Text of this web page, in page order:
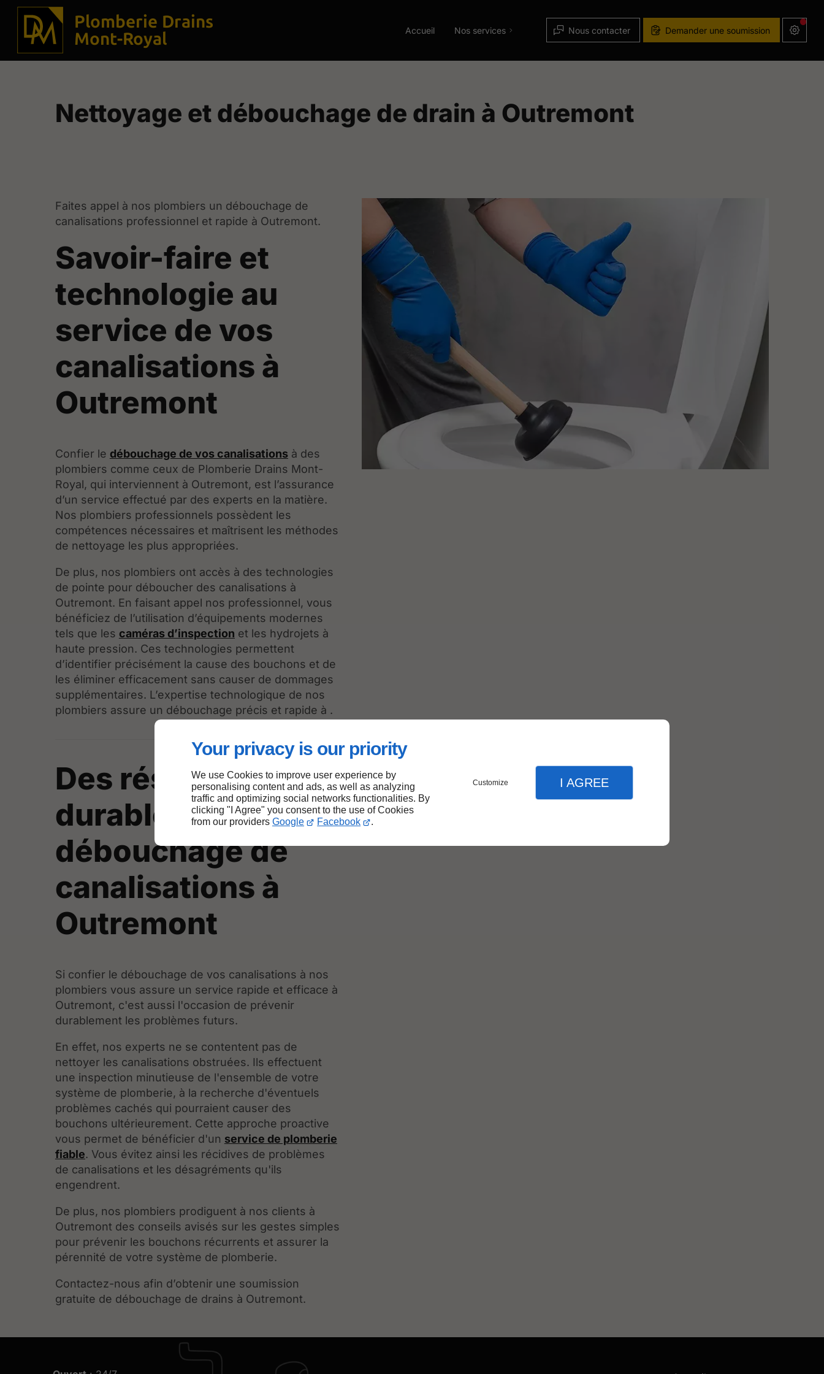
Your privacy is our priority
We use Cookies to improve user experience by
personalising content and ads, as well as analyzing
traffic and optimizing social networks functionalities. By
clicking "I Agree" you consent to the use of Cookies
from our providers Google Facebook .
Customize I AGREE
Plomberie Drains
Mont-Royal
Accueil Nos services Nous contacter Demander une soumission
Nettoyage et débouchage de drain à Outremont
Faites appel à nos plombiers un débouchage de
canalisations professionnel et rapide à Outremont.
Savoir-faire et
technologie au
service de vos
canalisations à
Outremont
Confier le débouchage de vos canalisationsà des
plombiers comme ceux de Plomberie Drains Mont-
Royal, qui interviennent à Outremont, est l’assurance
d’un service effectué par des experts en la matière.
Nos plombiers professionnels possèdent les
compétences nécessaires et maîtrisent les méthodes
de nettoyage les plus appropriées.
De plus, nos plombiers ont accès à des technologies
de pointe pour déboucher des canalisations à
Outremont. En faisant appel nos professionnel, vous
bénéficiez de l’utilisation d’équipements modernes
tels que les caméras d’inspection et les hydrojets à
haute pression. Ces technologies permettent
d’identifier précisément la cause des bouchons et de
les éliminer efficacement sans causer de dommages
supplémentaires. L’expertise technologique de nos
plombiers assure un débouchage précis et rapide à .
Des résultats
durables en
débouchage de
canalisations à
Outremont
Si confier le débouchage de vos canalisations à nos
plombiers vous assure un service rapide et efficace à
Outremont, c'est aussi l'occasion de prévenir
durablement les problèmes futurs.
En effet, nos experts ne se contentent pas de
nettoyer les canalisations obstruées. Ils effectuent
une inspection minutieuse de l'ensemble de votre
système de plomberie, à la recherche d'éventuels
problèmes cachés qui pourraient causer des
bouchons ultérieurement. Cette approche proactive
vous permet de bénéficier d'un service de plomberie
fiable. Vous évitez ainsi les récidives de problèmes
de canalisations et les désagréments qu'ils
engendrent.
De plus, nos plombiers prodiguent à nos clients à
Outremont des conseils avisés sur les gestes simples
pour prévenir les bouchons récurrents et assurer la
pérennité de votre système de plomberie.
Contactez-nous afin d’obtenir une soumission
gratuite de débouchage de drains à Outremont.